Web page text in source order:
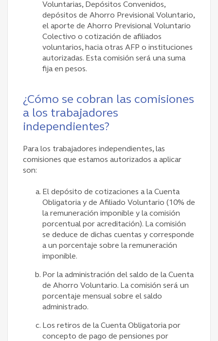
Voluntarias, Depósitos Convenidos,
depósitos de Ahorro Previsional Voluntario,
el aporte de Ahorro Previsional Voluntario
Colectivo o cotización de afiliados
voluntarios, hacia otras AFP o instituciones
autorizadas. Esta comisión será una suma
fija en pesos.
¿Cómo se cobran las comisiones
a los trabajadores
independientes?
Para los trabajadores independientes, las
comisiones que estamos autorizados a aplicar
son:
El depósito de cotizaciones a la Cuenta
Obligatoria y de Afiliado Voluntario (10% de
la remuneración imponible y la comisión
porcentual por acreditación). La comisión
se deduce de dichas cuentas y corresponde
a un porcentaje sobre la remuneración
imponible.
Por la administración del saldo de la Cuenta
de Ahorro Voluntario. La comisión será un
porcentaje mensual sobre el saldo
administrado.
Los retiros de la Cuenta Obligatoria por
concepto de pago de pensiones por